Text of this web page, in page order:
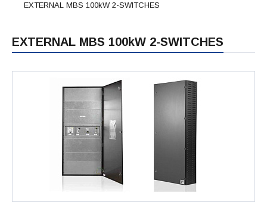
EXTERNAL MBS 100kW 2-SWITCHES
EXTERNAL MBS 100kW 2-SWITCHES